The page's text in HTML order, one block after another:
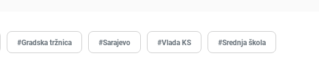
#Gradska tržnica #Sarajevo #Vlada KS #Srednja škola